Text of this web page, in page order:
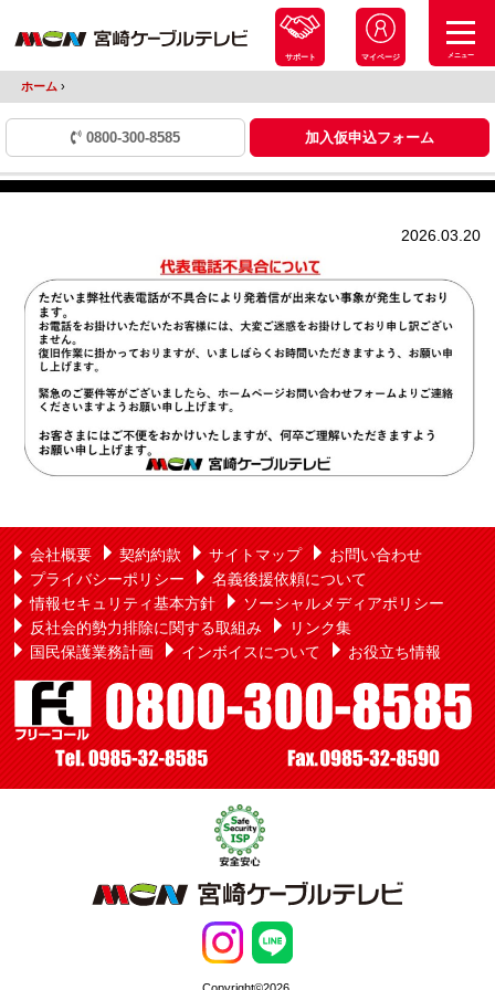
サポート マイページ メニュー
ホーム ›
0800-300-8585 加入仮申込フォーム
2026.03.20
会社概要 契約約款 サイトマップ
お問い合わせ
プライバシーポリシー
名義後援依頼について
情報セキュリティ基本方針
ソーシャルメディアポリシー
反社会的勢力排除に関する取組み
リンク集
国民保護業務計画
インボイスについて お役立ち情報